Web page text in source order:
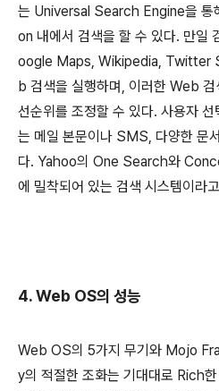
는 Universal Search Engine을 통
on 내에서 검색을 할 수 있다. 만일
oogle Maps, Wikipedia, Twitter
b 검색을 실행하며, 이러한 Web
선순위를 조정할 수 있다. 사용자
는 메일 본문이나 SMS, 다양한 문
다. Yahoo의 One Search와
에 밀착되어 있는 검색 시스템이라
4. Web OS의 성능
Web OS의 5가지 무기와 Mojo
y의 적절한 조화는 기대대로 Rich